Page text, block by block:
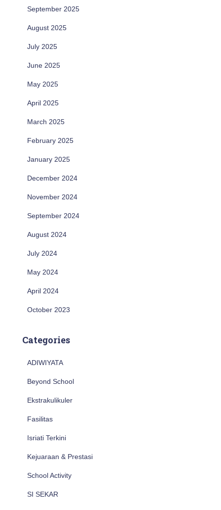
September 2025
August 2025
July 2025
June 2025
May 2025
April 2025
March 2025
February 2025
January 2025
December 2024
November 2024
September 2024
August 2024
July 2024
May 2024
April 2024
October 2023
Categories
ADIWIYATA
Beyond School
Ekstrakulikuler
Fasilitas
Isriati Terkini
Kejuaraan & Prestasi
School Activity
SI SEKAR